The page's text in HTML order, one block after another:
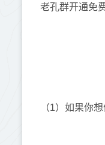
老孔群开通免
（1）如果你